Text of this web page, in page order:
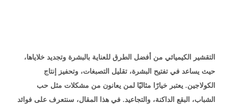
التقشير الكيميائي من أفضل الطرق للعناية بالبشرة وتجديد خلاياها،
حيث يساعد في تفتيح البشرة، تقليل التصبغات، وتحفيز إنتاج
الكولاجين. يعتبر خيارًا مثاليًا لمن يعانون من مشكلات مثل حب
الشباب، البقع الداكنة، والتجاعيد. في هذا المقال، سنتعرف على فوائد